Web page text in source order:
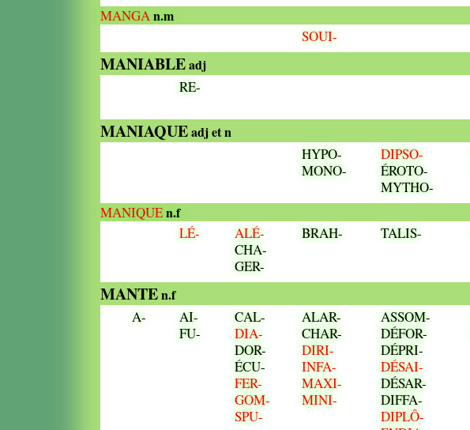
MANGAn.m
SOUI-
MANIABLEadj
RE-
MANIAQUEadj et n
HYPO-
MONO-
DIPSO-
ÉROTO-
MYTHO-
MANIQUEn.f
LÉ-
ALÉ-
CHA-
GER-
BRAH- TALIS-
MANTEn.f
A-
AI-
FU-
CAL-
DIA-
DOR-
ÉCU-
FER-
GOM-
SPU-
ALAR-
CHAR-
DIRI-
INFA-
MAXI-
MINI-
ASSOM-
DÉFOR-
DÉPRI-
DÉSAI-
DÉSAR-
DIFFA-
DIPLÔ-